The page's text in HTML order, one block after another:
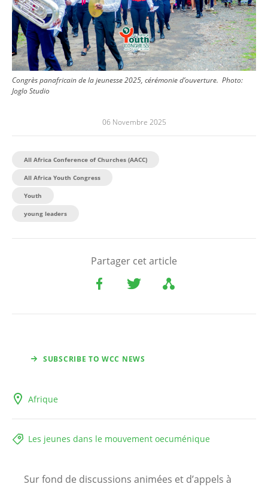
Congrès panafricain de la jeunesse 2025, cérémonie d’ouverture. Photo:
Joglo Studio
06 Novembre 2025
All Africa Conference of Churches (AACC)
All Africa Youth Congress
Youth
young leaders
Partager cet article
SUBSCRIBE TO WCC NEWS
Afrique
Les jeunes dans le mouvement oecuménique
Sur fond de discussions animées et d’appels à